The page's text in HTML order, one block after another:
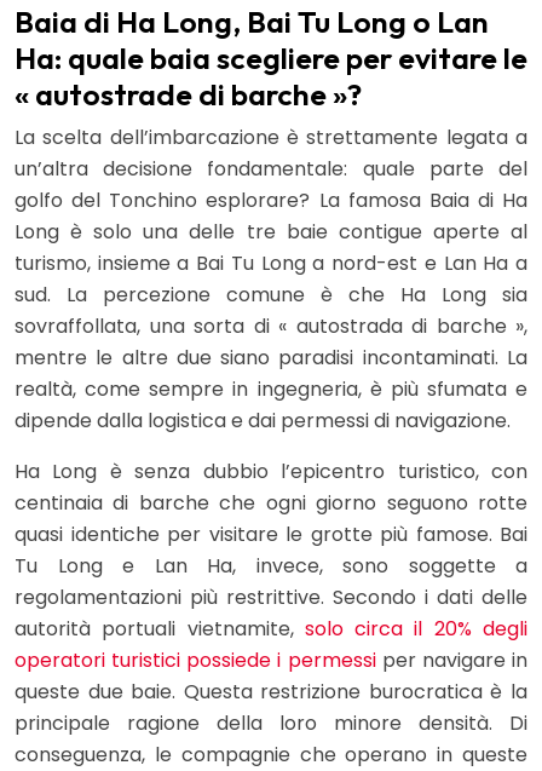
Baia di Ha Long, Bai Tu Long o Lan
Ha: quale baia scegliere per evitare le
« autostrade di barche »?
La scelta dell’imbarcazione è strettamente legata a
un’altra decisione fondamentale: quale parte del
golfo del Tonchino esplorare? La famosa Baia di Ha
Long è solo una delle tre baie contigue aperte al
turismo, insieme a Bai Tu Long a nord-est e Lan Ha a
sud. La percezione comune è che Ha Long sia
sovraffollata, una sorta di « autostrada di barche »,
mentre le altre due siano paradisi incontaminati. La
realtà, come sempre in ingegneria, è più sfumata e
dipende dalla logistica e dai permessi di navigazione.
Ha Long è senza dubbio l’epicentro turistico, con
centinaia di barche che ogni giorno seguono rotte
quasi identiche per visitare le grotte più famose. Bai
Tu Long e Lan Ha, invece, sono soggette a
regolamentazioni più restrittive. Secondo i dati delle
autorità portuali vietnamite, solo circa il 20% degli
operatori turistici possiede i permessiper navigare in
queste due baie. Questa restrizione burocratica è la
principale ragione della loro minore densità. Di
conseguenza, le compagnie che operano in queste